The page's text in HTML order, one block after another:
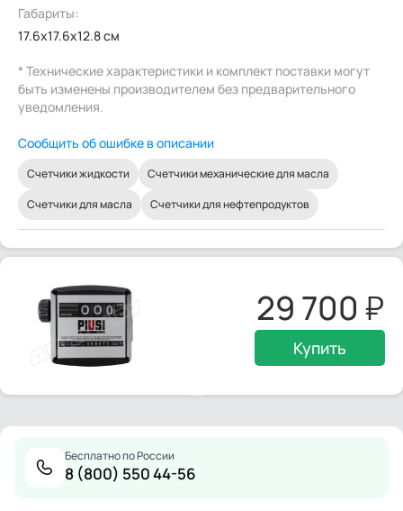
Габариты:
17.6x17.6x12.8 см
* Технические характеристики и комплект поставки могут
быть изменены производителем без предварительного
уведомления.
Сообщить об ошибке в описании
Счетчики жидкости
Счетчики механические для масла
Счетчики для масла
Счетчики для нефтепродуктов
29 700
Купить
Бесплатно по России
8 (800) 550 44-56